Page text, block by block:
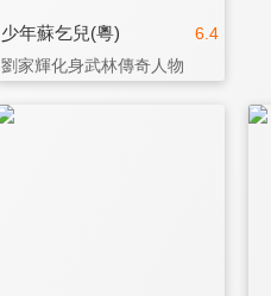
6.4
少年蘇乞兒(粵)
劉家輝化身武林傳奇人物